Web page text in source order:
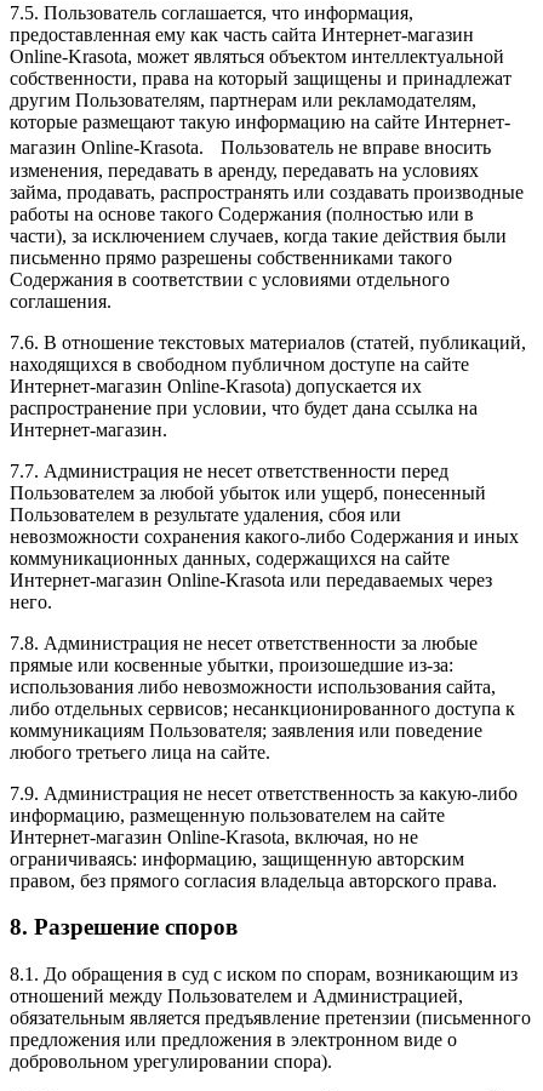
7.5. Пользователь соглашается, что информация,
предоставленная ему как часть сайта Интернет-магазин
Online-Krasota, может являться объектом интеллектуальной
собственности, права на который защищены и принадлежат
другим Пользователям, партнерам или рекламодателям,
которые размещают такую информацию на сайте Интернет-
магазин Online-Krasota. Пользователь не вправе вносить
изменения, передавать в аренду, передавать на условиях
займа, продавать, распространять или создавать производные
работы на основе такого Содержания (полностью или в
части), за исключением случаев, когда такие действия были
письменно прямо разрешены собственниками такого
Содержания в соответствии с условиями отдельного
соглашения.
7.6. В отношение текстовых материалов (статей, публикаций,
находящихся в свободном публичном доступе на сайте
Интернет-магазин Online-Krasota) допускается их
распространение при условии, что будет дана ссылка на
Интернет-магазин.
7.7. Администрация не несет ответственности перед
Пользователем за любой убыток или ущерб, понесенный
Пользователем в результате удаления, сбоя или
невозможности сохранения какого-либо Содержания и иных
коммуникационных данных, содержащихся на сайте
Интернет-магазин Online-Krasota или передаваемых через
него.
7.8. Администрация не несет ответственности за любые
прямые или косвенные убытки, произошедшие из-за:
использования либо невозможности использования сайта,
либо отдельных сервисов; несанкционированного доступа к
коммуникациям Пользователя; заявления или поведение
любого третьего лица на сайте.
7.9. Администрация не несет ответственность за какую-либо
информацию, размещенную пользователем на сайте
Интернет-магазин Online-Krasota, включая, но не
ограничиваясь: информацию, защищенную авторским
правом, без прямого согласия владельца авторского права.
8. Разрешение споров
8.1. До обращения в суд с иском по спорам, возникающим из
отношений между Пользователем и Администрацией,
обязательным является предъявление претензии (письменного
предложения или предложения в электронном виде о
добровольном урегулировании спора).